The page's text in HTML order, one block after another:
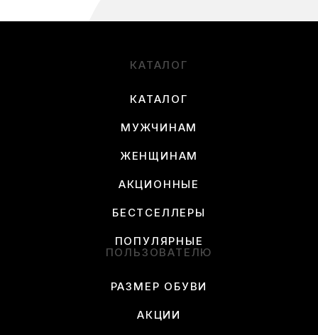
КАТАЛОГ
КАТАЛОГ
МУЖЧИНАМ
ЖЕНЩИНАМ
АКЦИОННЫЕ
БЕСТСЕЛЛЕРЫ
ПОПУЛЯРНЫЕ
ПОЛЬЗОВАТЕЛЮ
РАЗМЕР ОБУВИ
АКЦИИ